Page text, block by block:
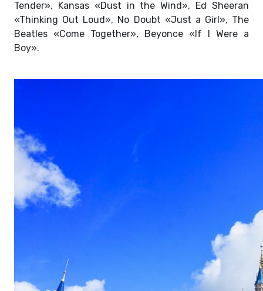
Tender», Kansas «Dust in the Wind», Ed Sheeran
«Thinking Out Loud», No Doubt «Just a Girl», The
Beatles «Come Together», Beyonce «If I Were a
Boy».